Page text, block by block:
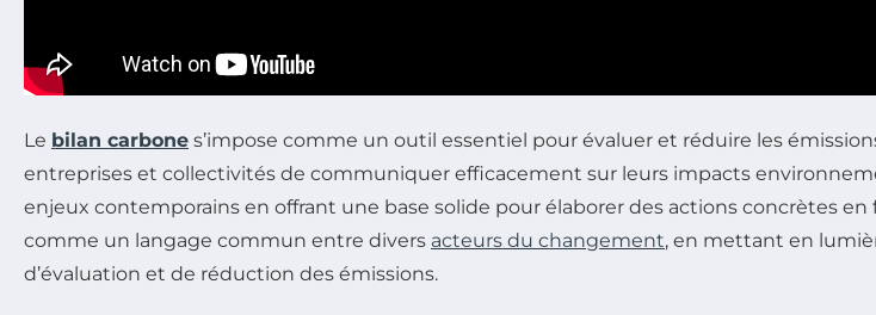
Le bilan carbone s’impose comme un outil essentiel pour évaluer et réduire les
entreprises et collectivités de communiquer efficacement sur leurs impacts
enjeux contemporains en offrant une base solide pour élaborer des actions concrètes
comme un langage commun entre divers acteurs du changement, en mettant en
d’évaluation et de réduction des émissions.